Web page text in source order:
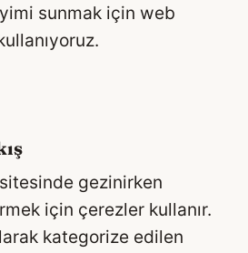
sunmak için web
gezinirken
için çerezler kullanır.
kategorize edilen